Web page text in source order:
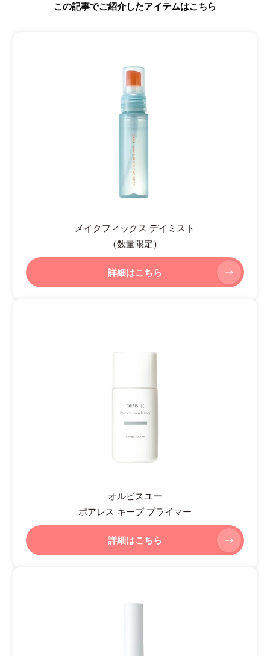
この記事でご紹介したアイテムはこちら
メイクフィックス デイミスト
（数量限定）
詳細はこちら
オルビスユー
ポアレス キープ プライマー
詳細はこちら